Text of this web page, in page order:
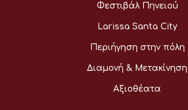
Φεστιβάλ Πηνειού
Larissa Santa City
Περιήγηση στην πόλη
Διαμονή & Μετακίνηση
Αξιοθέατα